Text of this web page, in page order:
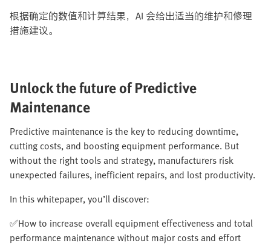
根据确定的数值和计算结果，AI 会给出适当的维护和修理
措施建议。
Unlock the future of Predictive
Maintenance​
Predictive maintenance is the key to reducing downtime,
cutting costs, and boosting equipment performance. But
without the right tools and strategy, manufacturers risk
unexpected failures, inefficient repairs, and lost productivity.​
In this whitepaper, you’ll discover:​
✅How to increase overall equipment effectiveness and total
performance maintenance without major costs and effort​